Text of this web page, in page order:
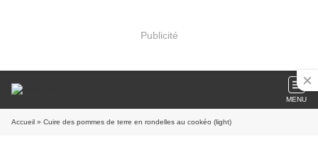
Publicité
MENU
Accueil » Cuire des pommes de terre en rondelles au cookéo (light)